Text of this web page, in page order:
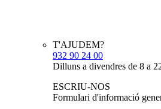
T'AJUDEM?
932 90 24 00
Dilluns a divendres de 8 a
ESCRIU-NOS
Formulari d'informació